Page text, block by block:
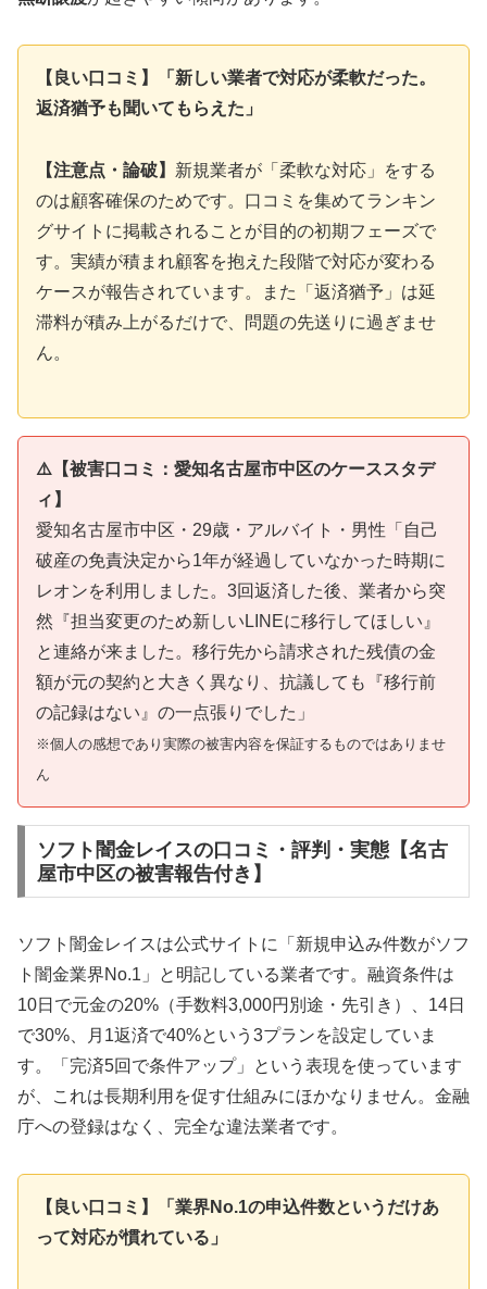
【良い口コミ】「新しい業者で対応が柔軟だった。
返済猶予も聞いてもらえた」
【注意点・論破】 新規業者が「柔軟な対応」をする
のは顧客確保のためです。口コミを集めてランキン
グサイトに掲載されることが目的の初期フェーズで
す。実績が積まれ顧客を抱えた段階で対応が変わる
ケースが報告されています。また「返済猶予」は延
滞料が積み上がるだけで、問題の先送りに過ぎませ
ん。
⚠️【被害口コミ：愛知名古屋市中区のケーススタデ
ィ】
愛知名古屋市中区・29歳・アルバイト・男性「自己
破産の免責決定から1年が経過していなかった時期に
レオンを利用しました。3回返済した後、業者から突
然『担当変更のため新しいLINEに移行してほしい』
と連絡が来ました。移行先から請求された残債の金
額が元の契約と大きく異なり、抗議しても『移行前
の記録はない』の一点張りでした」
※個人の感想であり実際の被害内容を保証するものではありませ
ん
ソフト闇金レイスの口コミ・評判・実態【名古
屋市中区の被害報告付き】
ソフト闇金レイスは公式サイトに「新規申込み件数がソフ
ト闇金業界No.1」と明記している業者です。融資条件は
10日で元金の20%（手数料3,000円別途・先引き）、14日
で30%、月1返済で40%という3プランを設定していま
す。「完済5回で条件アップ」という表現を使っています
が、これは長期利用を促す仕組みにほかなりません。金融
庁への登録はなく、完全な違法業者です。
【良い口コミ】「業界No.1の申込件数というだけあ
って対応が慣れている」